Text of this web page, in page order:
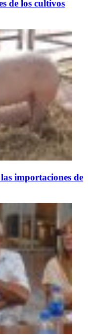
de los cultivos
importaciones de